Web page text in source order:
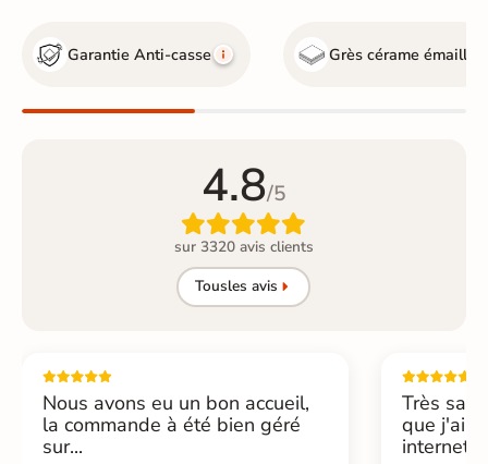
Garantie Anti-casse Grès cérame émaillé
4.8/5

sur 3320 avis clients
Tousles avis
Nous avons eu un bon accueil,
la commande à été bien géré
sur...
Très
que j'ai
internet....